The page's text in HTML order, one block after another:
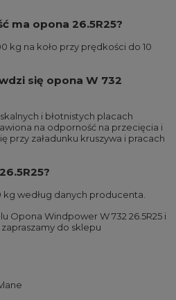
ma opona 26.5R25?
kg na koło przy prędkości do 10
się opona W 732
i błotnistych placach
na odporność na przecięcia i
przy załadunku kruszywa i pracach
kg według danych producenta.
Opona Windpower W 732 26.5R25 i
do sklepu